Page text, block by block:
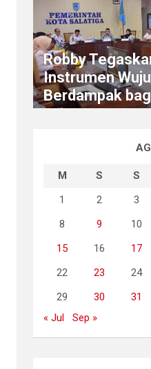
Robby
Instrumen
Berdampak
M S S
1
2 3
8
9 10
15
16 17
22
23 24
29
30
31
« Jul
Sep »